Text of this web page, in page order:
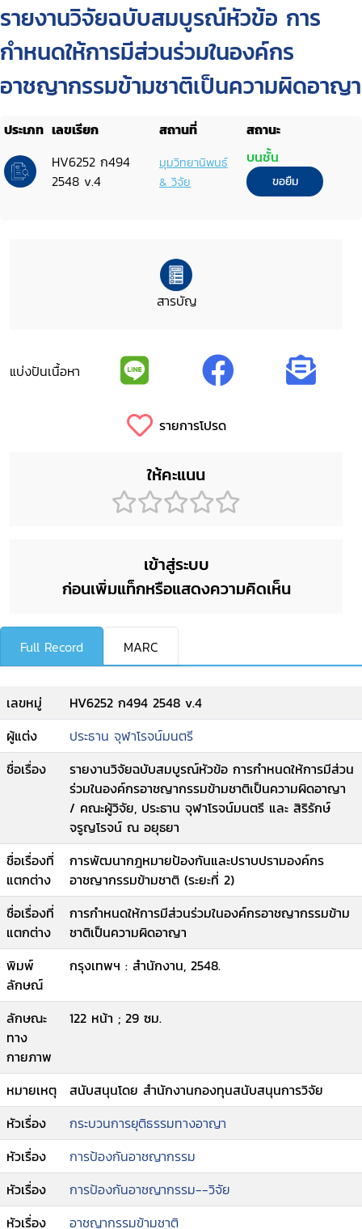
รายงานวิจัยฉบับสมบูรณ์หัวข้อ การ
กำหนดให้การมีส่วนร่วมในองค์กร
อาชญากรรมข้ามชาติเป็นความผิดอาญา
ประเภท เลขเรียก สถานที่
สถานะ
HV6252 ก494
2548 v.4
มุมวิทยานิพนธ์
& วิจัย
บนชั้น
ขอยืม
สารบัญ
แบ่งปันเนื้อหา
รายการโปรด
ให้คะแนน
เข้าสู่ระบบ
ก่อนเพิ่มแท็กหรือแสดงความคิดเห็น
Full Record MARC
เลขหมู่
HV6252 ก494 2548 v.4
ผู้แต่ง
ประธาน จุฬาโรจน์มนตรี
ชื่อเรื่อง
รายงานวิจัยฉบับสมบูรณ์หัวข้อ การกำหนดให้การมีส่วน
ร่วมในองค์กรอาชญากรรมข้ามชาติเป็นความผิดอาญา
/ คณะผู้วิจัย, ประธาน จุฬาโรจน์มนตรี และ สิริรักษ์
จรูญโรจน์ ณ อยุธยา
ชื่อเรื่องที่
แตกต่าง
การพัฒนากฎหมายป้องกันและปราบปรามองค์กร
อาชญากรรมข้ามชาติ (ระยะที่ 2)
ชื่อเรื่องที่
แตกต่าง
การกำหนดให้การมีส่วนร่วมในองค์กรอาชญากรรมข้าม
ชาติเป็นความผิดอาญา
พิมพ์
ลักษณ์
กรุงเทพฯ : สำนักงาน, 2548.
ลักษณะ
ทาง
กายภาพ
122 หน้า ; 29 ซม.
หมายเหตุ
สนับสนุนโดย สำนักงานกองทุนสนับสนุนการวิจัย
หัวเรื่อง
กระบวนการยุติธรรมทางอาญา
หัวเรื่อง
การป้องกันอาชญากรรม
หัวเรื่อง
การป้องกันอาชญากรรม--วิจัย
หัวเรื่อง
อาชญากรรมข้ามชาติ